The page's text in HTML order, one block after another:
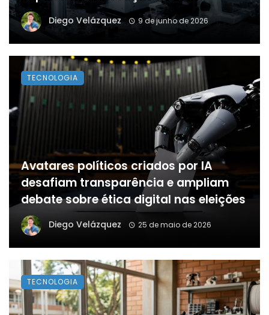
Diego Velázquez 9 de junho de 2026
Avatares políticos criados por IA
desafiam transparência e ampliam
debate sobre ética digital nas eleições
Diego Velázquez 25 de maio de 2026
TECNOLOGIA
TECNOLOGIA